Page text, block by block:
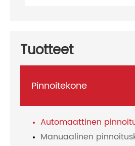
Tuotteet
Pinnoitekone
Automaattinen
Manuaalinen